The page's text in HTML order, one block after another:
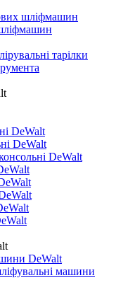
шліфмашин
тарілки
DeWalt
DeWalt
DeWalt
DeWalt
машини